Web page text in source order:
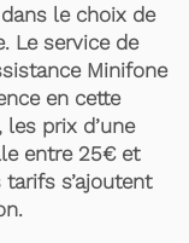
le choix de
Le service de
Minifone
en cette
les prix d’une
entre 25€ et
s’ajoutent